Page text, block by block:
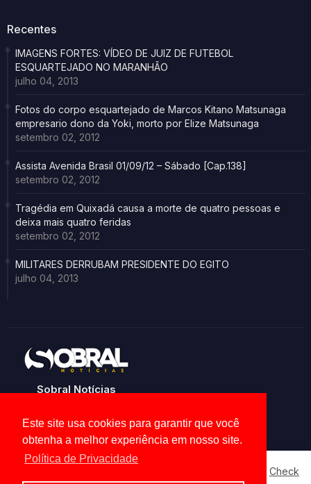
Este site usa cookies para garantir que você
obtenha a melhor experiência em nosso site.
Política de Privacidade
Recentes
IMAGENS FORTES: VÍDEO DE JUIZ DE FUTEBOL
ESQUARTEJADO NO MARANHÃO
julho 04, 2013
Fotos do corpo esquartejado de Marcos Kitano Matsunaga
empresario dono da Yoki, morto por Elize Matsunaga
setembro 02, 2012
Assista Avenida Brasil 01/09/12 – Sábado [Cap.138]
setembro 02, 2012
Tragédia em Quixadá causa a morte de quatro pessoas e
deixa mais quatro feridas
setembro 02, 2012
MILITARES DERRUBAM PRESIDENTE DO EGITO
julho 04, 2013
Sobral Notícias
Check